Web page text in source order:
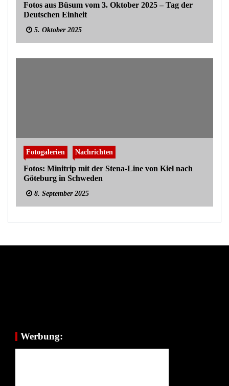
Fotos aus Büsum vom 3. Oktober 2025 – Tag der
Deutschen Einheit
5. Oktober 2025
Fotogalerien Nachrichten
Fotos: Minitrip mit der Stena-Line von Kiel nach
Göteburg in Schweden
8. September 2025
Werbung: